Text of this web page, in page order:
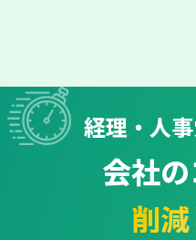
経理・人
会社
削